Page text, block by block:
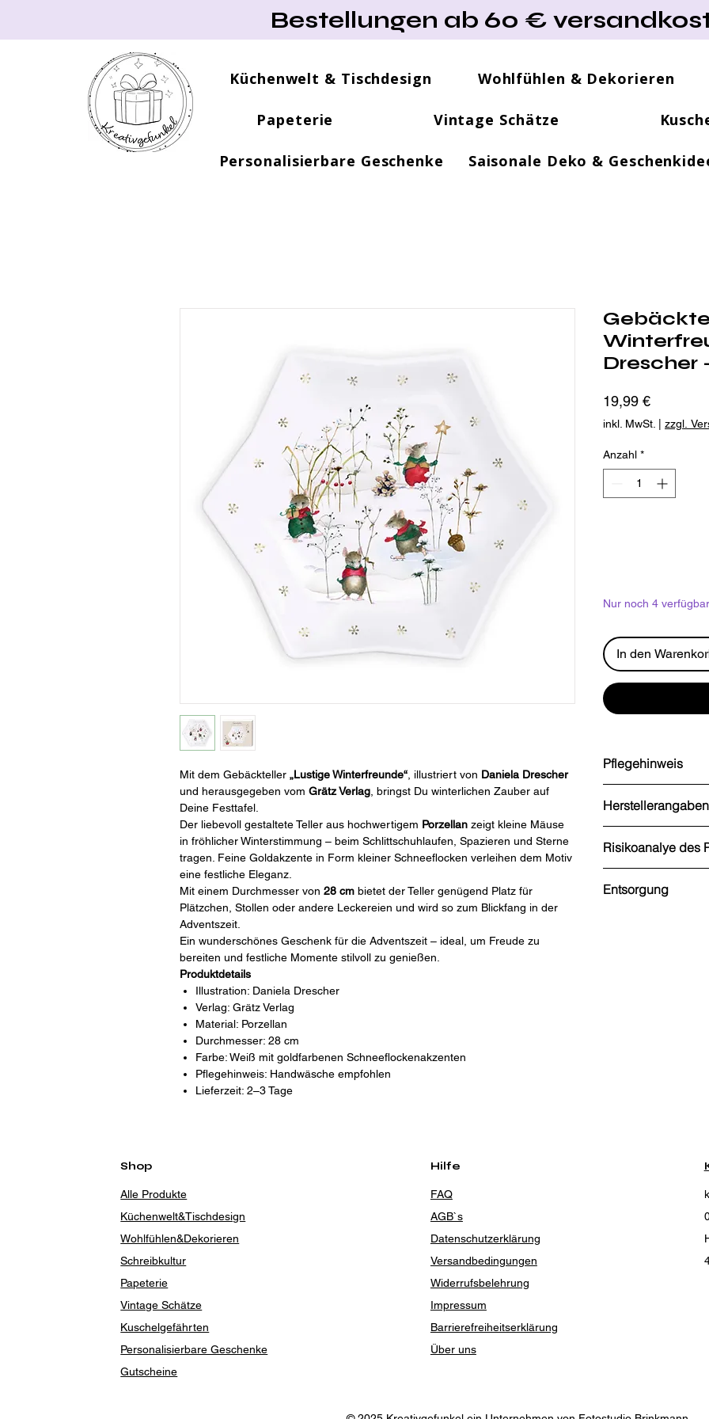
Bestellungen ab 60 €
Küchenwelt & Tischdesign Wohlfühlen & Dekorieren
Papeterie Vintage Schätze
Personalisierbare Geschenke Saisonale Deko &
Mit dem Gebäckteller „Lustige Winterfreunde“ , illustriert von Daniela Drescher
und herausgegeben vom Grätz Verlag , bringst Du winterlichen Zauber auf
Deine Festtafel.
Der liebevoll gestaltete Teller aus hochwertigem Porzellan zeigt kleine Mäuse
in fröhlicher Winterstimmung – beim Schlittschuhlaufen, Spazieren und Sterne
tragen. Feine Goldakzente in Form kleiner Schneeflocken verleihen dem Motiv
eine festliche Eleganz.
Mit einem Durchmesser von 28 cm bietet der Teller genügend Platz für
Plätzchen, Stollen oder andere Leckereien und wird so zum Blickfang in der
Adventszeit.
Ein wunderschönes Geschenk für die Adventszeit – ideal, um Freude zu
bereiten und festliche Momente stilvoll zu genießen.
Produktdetails
Illustration: Daniela Drescher
Verlag: Grätz Verlag
Material: Porzellan
Durchmesser: 28 cm
Farbe: Weiß mit goldfarbenen Schneeflockenakzenten
Pflegehinweis: Handwäsche empfohlen
Lieferzeit: 2–3 Tage
Drescher
19,99 €Preis
inkl. MwSt. zzgl.
Anzahl *
Nur noch 4 verfügbar
In den
Pflegehinweis
Herstellerangaben
Blume 8
37217 Witzenhausen
Telefon: 0554596000
E-Mail:
Risikoanalye des
Entsorgung
Shop
Alle Produkte
Küchenwelt&Tischdesign
Wohlfühlen&Dekorieren
Schreibkultur
Papeterie
Vintage Schätze
Kuschelgefährten
Personalisierbare Geschenke
Gutscheine
Hilfe
FAQ
AGB`s
Datenschutzerklärung
Versandbedingungen
Widerrufsbelehrung
Impressum
Barrierefreiheitserklärung
Über uns